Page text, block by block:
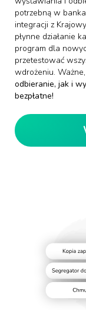
potrzebną w
integracji z
płynne działanie
program dla
przetestować
wdrożeniu.
odbieranie, jak i
bezpłatne!